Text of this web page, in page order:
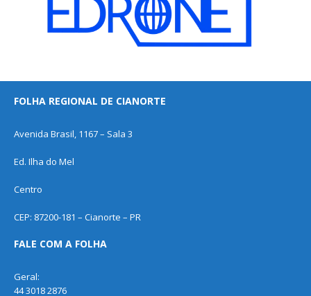
FOLHA REGIONAL DE CIANORTE
Avenida Brasil, 1167 – Sala 3
Ed. Ilha do Mel
Centro
CEP: 87200-181 – Cianorte – PR
FALE COM A FOLHA
Geral:
44 3018 2876